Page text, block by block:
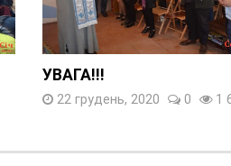
УВАГА!!!
22 грудень, 2020 0 1